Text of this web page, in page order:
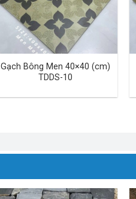
Gạch Bông Men 40×40 (cm)
TDDS-10